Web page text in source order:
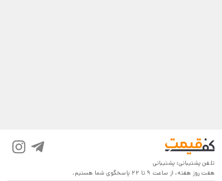
تلفن پشتیبانی: پشتیبانی
هفت روز هفته، از ساعت 9 تا 22 پاسخگوی شما هستیم.